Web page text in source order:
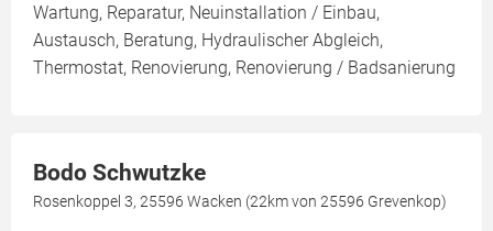
Wartung, Reparatur, Neuinstallation / Einbau,
Austausch, Beratung, Hydraulischer Abgleich,
Thermostat, Renovierung, Renovierung / Badsanierung
Bodo Schwutzke
Rosenkoppel 3, 25596 Wacken (22km von 25596 Grevenkop)